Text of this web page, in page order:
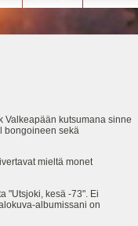
Valkeapään kutsumana sinne
bongoineen sekä
mieltä monet
"Utsjoki, kesä -73". Ei
albumissani on